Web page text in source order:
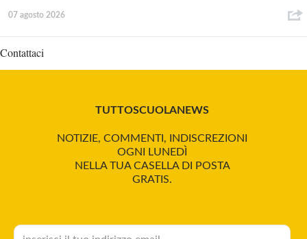
07 agosto 2026
Contattaci
TUTTOSCUOLANEWS
NOTIZIE, COMMENTI, INDISCREZIONI
OGNI LUNEDÌ
NELLA TUA CASELLA DI POSTA
GRATIS.